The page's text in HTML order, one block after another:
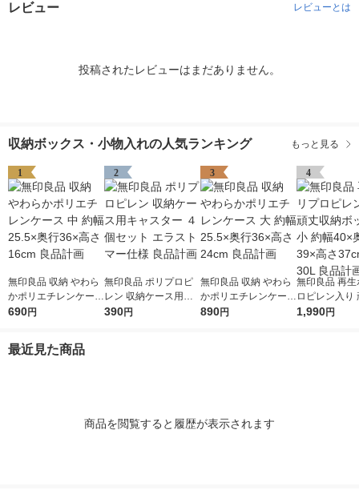
レビュー レビューとは
投稿されたレビューはまだありません。
収納ボックス・小物入れの人気ランキング もっと見る
1
無印良品 収納 やわら
かポリエチレンケース
中 約幅25.5×奥行36×
690円
2
無印良品 ポリプロピ
レン 収納ケース用キ
ャスター ４個セット
390円
3
無印良品 収納 やわら
かポリエチレンケース
大 約幅25.5×奥行36×
890円
4
無印良品 再生
ロピレン入り
納ボックス
1,990円
最近見た商品
商品を閲覧すると履歴が表示されます